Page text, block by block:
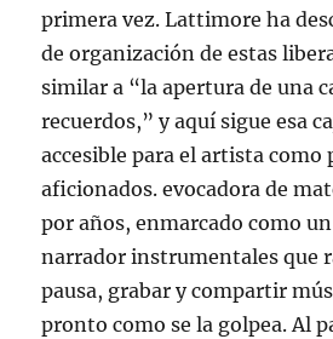
primera vez. Lattimore ha
de organización de estas
similar a “la apertura de una
recuerdos,” y aquí sigue esa
accesible para el artista como
aficionados. evocadora de
por años, enmarcado como
narrador instrumentales que
pausa, grabar y compartir
pronto como se la golpea. Al